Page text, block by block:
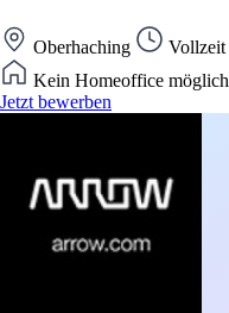
Oberhaching Vollzeit
Kein Homeoffice möglich
Jetzt bewerben